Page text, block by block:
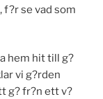
f?r se vad som
hem hit till g?
vi g?rden
g? fr?n ett v?